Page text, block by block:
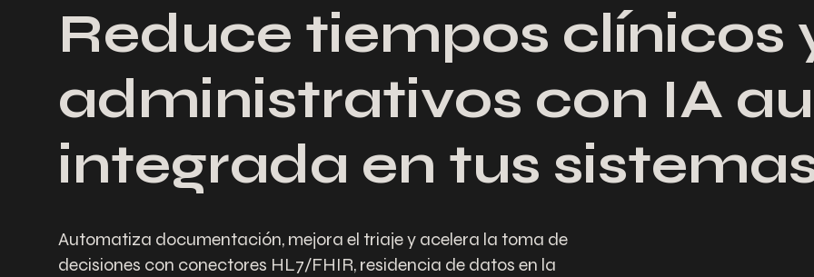
Reduce tiempos clínicos
administrativos con IA
integrada en tus
Automatiza documentación, mejora el triaje y acelera la toma de
decisiones con conectores HL7/FHIR, residencia de datos en la